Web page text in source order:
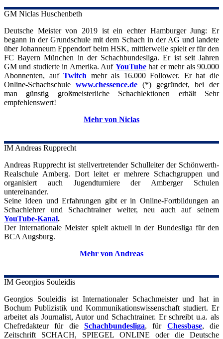
GM Niclas Huschenbeth
Deutsche Meister von 2019 ist ein echter Hamburger Jung: Er
begann in der Grundschule mit dem Schach in der AG und landete
über Johanneum Eppendorf beim HSK, mittlerweile spielt er für den
FC Bayern München in der Schachbundesliga. Er ist seit Jahren
GM und studierte in Amerika. Auf YouTubehat er mehr als 90.000
Abonnenten, aufTwitch mehr als 16.000 Follower. Er hat die
Online-Schachschule www.chessence.de (*) gegründet, bei der
man günstig großmeisterliche Schachlektionen erhält Sehr
empfehlenswert!
Mehr von Niclas
IM Andreas Rupprecht
Andreas Rupprecht ist stellvertretender Schulleiter der Schönwerth-
Realschule Amberg. Dort leitet er mehrere Schachgruppen und
organisiert auch Jugendturniere der Amberger Schulen
untereinander.
Seine Ideen und Erfahrungen gibt er in Online-Fortbildungen an
Schachlehrer und Schachtrainer weiter, neu auch auf seinem
YouTube-Kanal.
Der Internationale Meister spielt aktuell in der Bundesliga für den
BCA Augsburg.
Mehr von Andreas
IM Georgios Souleidis
Georgios Souleidis ist Internationaler Schachmeister und hat in
Bochum Publizistik und Kommunikationswissenschaft studiert. Er
arbeitet als Journalist, Autor und Schachtrainer. Er schreibt u.a. als
Chefredakteur für die Schachbundesliga, für Chessbase, die
Zeitschrift SCHACH, SPIEGEL ONLINE oder die Deutsche